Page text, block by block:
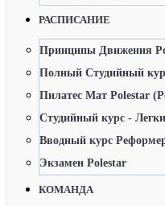
РАСПИСАНИЕ
Принципы Движения
Полный Студийный
Пилатес Мат Polestar
Студийный курс -
Вводный курс
Экзамен Polestar
КОМАНДА